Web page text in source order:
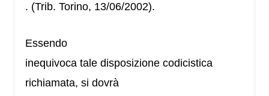
. (Trib. Torino, 13/06/2002).
Essendo
inequivoca tale disposizione codicistica
richiamata, si dovrà